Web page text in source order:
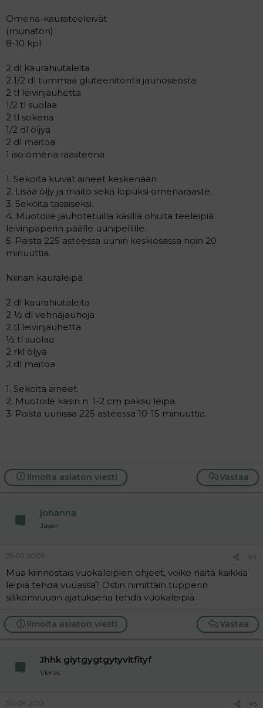
Omena-kaurateeleivät
(munaton)
8-10 kpl
2 dl kaurahiutaleita
2 1/2 dl tummaa gluteenitonta jauhoseosta
2 tl leivinjauhetta
1/2 tl suolaa
2 tl sokeria
1/2 dl öljyä
2 dl maitoa
1 iso omena raasteena
1. Sekoita kuivat aineet keskenään.
2. Lisää öljy ja maito sekä lopuksi omenaraaste.
3. Sekoita tasaiseksi.
4. Muotoile jauhotetuilla käsillä ohuita teeleipiä
leivinpaperin päälle uunipellille.
5. Paista 225 asteessa uunin keskiosassa noin 20
minuuttia.
Niinan kauraleipä
2 dl kaurahiutaleita
2 ½ dl vehnäjauhoja
2 tl leivinjauhetta
½ tl suolaa
2 rkl öljyä
2 dl maitoa
1. Sekoita aineet.
2. Muotoile käsin n. 1-2 cm paksu leipä.
3. Paista uunissa 225 asteessa 10-15 minuuttia.
Vastaa
Ilmoita asiaton viesti
johanna
Jäsen
25.02.2005 #4
Mua kiinnostais vuokaleipien ohjeet, voiko näitä kaikkia
leipiä tehdä vuuassa? Ostin nimittäin tupperin
silikonivuuan ajatuksena tehdä vuokaleipiä.
Vastaa
Ilmoita asiaton viesti
Jhhk giytgygtgytyvitfityf
Vieras
30.09.2012 #5